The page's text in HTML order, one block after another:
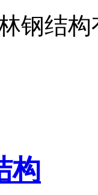
钢结